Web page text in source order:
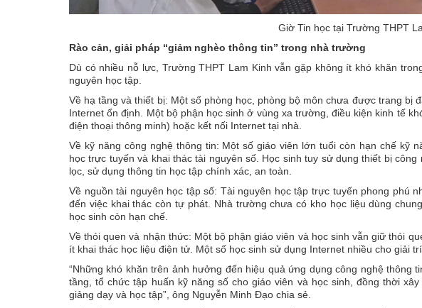
Giờ Tin học tại Trường THPT
Rào cản, giải pháp “giảm nghèo thông tin” trong nhà trường
Dù có nhiều nỗ lực, Trường THPT Lam Kinh vẫn gặp không ít khó khăn
nguyên học tập.
Về hạ tầng và thiết bị: Một số phòng học, phòng bộ môn chưa được trang bị
Internet ổn định. Một bộ phận học sinh ở vùng xa trường, điều kiện kinh tế
điện thoại thông minh) hoặc kết nối Internet tại nhà.
Về kỹ năng công nghệ thông tin: Một số giáo viên lớn tuổi còn hạn chế kỹ
học trực tuyến và khai thác tài nguyên số. Học sinh tuy sử dụng thiết bị
lọc, sử dụng thông tin học tập chính xác, an toàn.
Về nguồn tài nguyên học tập số: Tài nguyên học tập trực tuyến phong phú
đến việc khai thác còn tự phát. Nhà trường chưa có kho học liệu dùng
học sinh còn hạn chế.
Về thói quen và nhận thức: Một bộ phận giáo viên và học sinh vẫn giữ thói
ít khai thác học liệu điện tử. Một số học sinh sử dụng Internet nhiều cho giải
“Những khó khăn trên ảnh hưởng đến hiệu quả ứng dụng công nghệ thông
tầng, tổ chức tập huấn kỹ năng số cho giáo viên và học sinh, đồng thời
giảng dạy và học tập”, ông Nguyễn Minh Đạo chia sẻ.